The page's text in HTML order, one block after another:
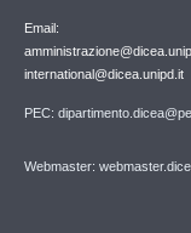
Email:
international@dicea.unipd.it
PEC:
Webmaster: